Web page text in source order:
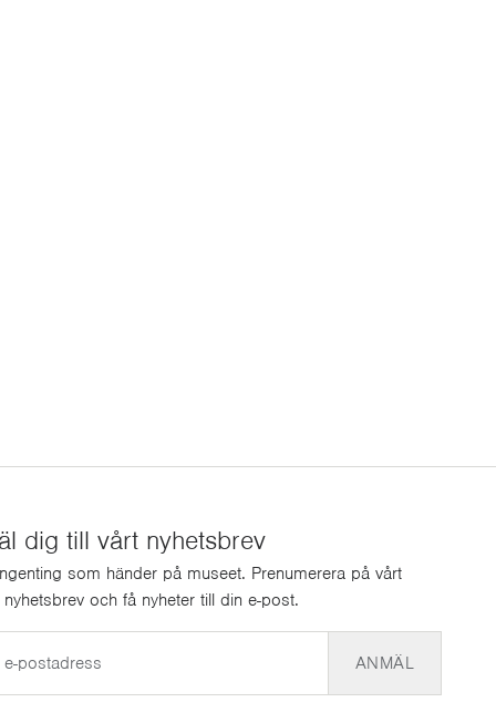
dig till vårt nyhetsbrev
som händer på museet. Prenumerera på vårt
och få nyheter till din e-post.
ANMÄL